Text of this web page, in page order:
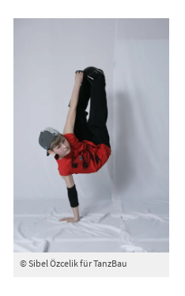
© Sibel Özcelik für TanzBau